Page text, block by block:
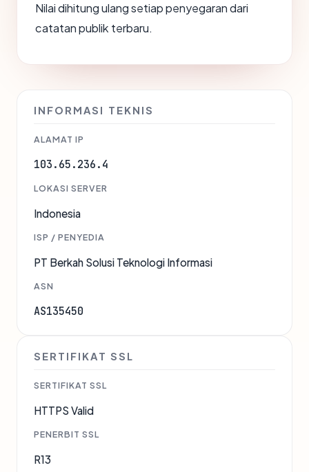
Nilai dihitung ulang setiap penyegaran dari
catatan publik terbaru.
INFORMASI TEKNIS
ALAMAT IP
103.65.236.4
LOKASI SERVER
Indonesia
ISP / PENYEDIA
PT Berkah Solusi Teknologi Informasi
ASN
AS135450
SERTIFIKAT SSL
SERTIFIKAT SSL
HTTPS Valid
PENERBIT SSL
R13